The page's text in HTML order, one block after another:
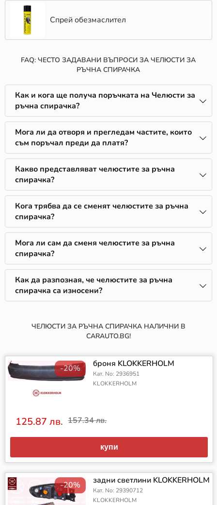
Спрей обезмаслител
FAQ: ЧЕСТО ЗАДАВАНИ ВЪПРОСИ ЗА ЧЕЛЮСТИ ЗА
РЪЧНА СПИРАЧКА
Как и кога ще получа поръчката на Челюсти за
ръчна спирачка?
Мога ли да отворя и прегледам частите, които
съм поръчал преди да платя?
Какво представляват челюстите за ръчна
спирачка?
Кога трябва да се сменят челюстите за ръчна
спирачка?
Мога ли сам да сменя челюстите за ръчна
спирачка?
Как да разпозная, че челюстите за ръчна
спирачка са износени?
ЧЕЛЮСТИ ЗА РЪЧНА СПИРАЧКА НАЛИЧНИ В
CARAUTO.BG!
-20% броня KLOKKERHOLM
Кат. No: 2936951
KLOKKERHOLM
125.87 лв. 157.34 лв.
купи
-20% задни светлини KLOKKERHOLM
Кат. No: 29390712
KLOKKERHOLM